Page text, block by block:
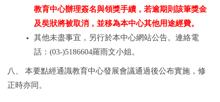
教育中心辦理簽名與領獎手續，若逾期則該筆獎金
及奘狀將被取消，並移為本中心其他用途經費。
其他未盡事宜，另行於本中心網站公告。連絡電
話： (03-)5186604羅雨文小姐。
八、
本要點經通識教育中心發展會議通過後公布實施，修
正時亦同。